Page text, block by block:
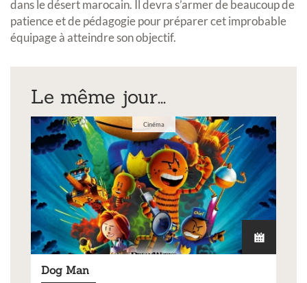
dans le désert marocain. Il devra s’armer de beaucoup de
patience et de pédagogie pour préparer cet improbable
équipage à atteindre son objectif.
Le même jour...
Cinéma
Dog Man